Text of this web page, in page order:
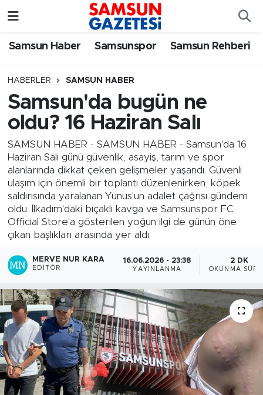
Samsun Haber Samsunspor Samsun Rehberi
HABERLER SAMSUN HABER
Samsun'da bugün ne
oldu? 16 Haziran Salı
SAMSUN HABER - SAMSUN HABER - Samsun'da 16
Haziran Salı günü güvenlik, asayiş, tarım ve spor
alanlarında dikkat çeken gelişmeler yaşandı. Güvenli
ulaşım için önemli bir toplantı düzenlenirken, köpek
saldırısında yaralanan Yunus'un adalet çağrısı gündem
oldu. İlkadım'daki bıçaklı kavga ve Samsunspor FC
Official Store'a gösterilen yoğun ilgi de günün öne
çıkan başlıkları arasında yer aldı.
MERVE NUR KARA
EDITÖR
16.06.2026 - 23:38
YAYINLANMA
2 DK
OKUNMA
Samsun Haber
Samsun Rehberi
Samsun Nöbetçi Eczaneler
SAMSUN Namaz Vakitleri
Süper Lig Puan Durumu ve Fikstür
Tüm Manşetler
Son Dakika Haberleri
Haber Arşivi